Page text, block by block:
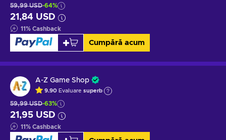
59,99 USD-64%
21,84 USD
11% Cashback
Cumpără acum
A-Z Game Shop
9.90 Evaluare superb
59,99 USD-63%
21,95 USD
11% Cashback